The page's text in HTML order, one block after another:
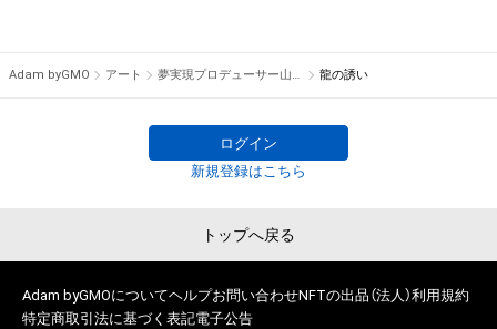
し、現実がワクワクする状態を楽しんでいきましょう。
Adam byGMO アート 夢実現プロデューサー山﨑拓巳 スペシャルコンテンツストア 龍の誘い
ログイン
新規登録はこちら
トップへ戻る
Adam byGMOについてヘルプお問い合わせNFTの出品（法人）利用規約
特定商取引法に基づく表記電子公告